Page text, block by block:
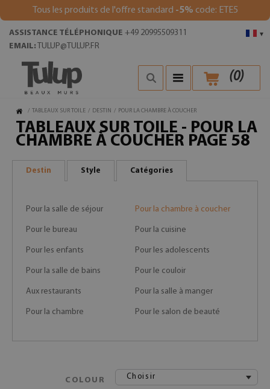
Tous les produits de l'offre standard -5% code: ETE5
▾
ASSISTANCE TÉLÉPHONIQUE +49 20995509311
EMAIL: TULUP@TULUP.FR
(0)
/ TABLEAUX SUR TOILE / DESTIN / POUR LA CHAMBRE À COUCHER
TABLEAUX SUR TOILE - POUR LA
CHAMBRE À COUCHER PAGE 58
Destin Style Catégories
Pour la salle de séjour Pour la chambre à coucher
Pour le bureau Pour la cuisine
Pour les enfants Pour les adolescents
Pour la salle de bains Pour le couloir
Aux restaurants Pour la salle à manger
Pour la chambre Pour le salon de beauté
COLOUR Choisir